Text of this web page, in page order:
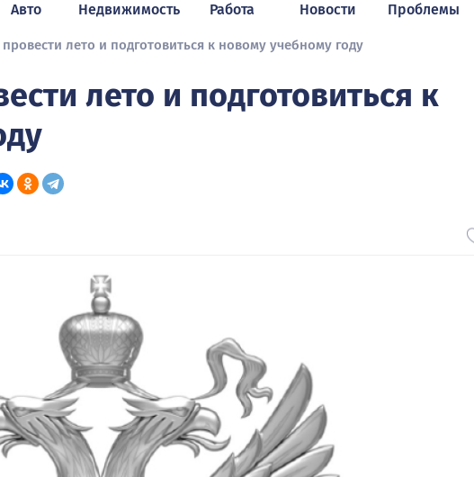
Авто Недвижимость Работа Новости Проблемы
лето и подготовиться к новому учебному году
лето и подготовиться к